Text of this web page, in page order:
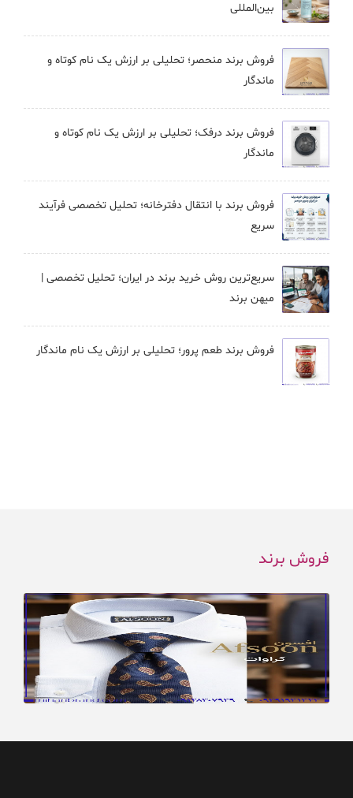
بین‌المللی
فروش برند منحصر؛ تحلیلی بر ارزش یک نام کوتاه و
ماندگار
فروش برند درفک؛ تحلیلی بر ارزش یک نام کوتاه و
ماندگار
فروش برند با انتقال دفترخانه؛ تحلیل تخصصی فرآیند
سریع
سریع‌ترین روش خرید برند در ایران؛ تحلیل تخصصی |
میهن برند
فروش برند طعم پرور؛ تحلیلی بر ارزش یک نام ماندگار
فروش برند